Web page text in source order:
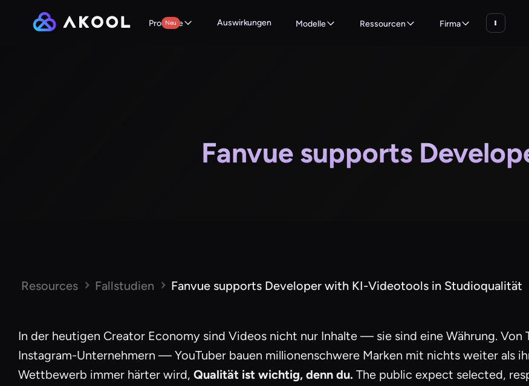
Produkte
Neu Auswirkungen Modelle Ressourcen Firma
Fanvue supports
Resources Fallstudien Fanvue supports Developer with KI-Videotools in Studioqualität
In der heutigen Creator Economy sind Videos nicht nur Inhalte — sie sind eine Währung. Von
Instagram-Unternehmern — YouTuber bauen millionenschwere Marken mit nichts weiter als
Wettbewerb immer härter wird, Qualität ist wichtig, denn du. The public expect selected,